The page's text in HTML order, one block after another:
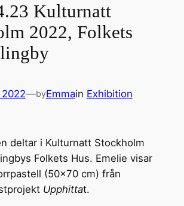
Kulturnatt
2022, Folkets
—byEmmain Exhibition
deltar i Kulturnatt Stockholm
Folkets Hus. Emelie visar
(50×70 cm) från
Upphittat.